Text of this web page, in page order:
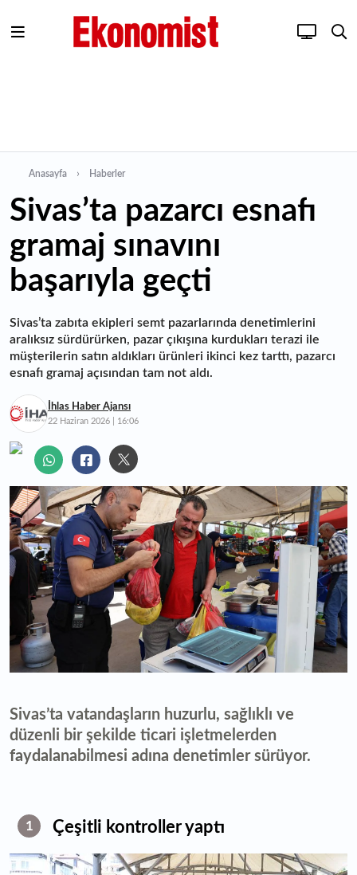
Anasayfa Haberler
Sivas’ta pazarcı esnafı
gramaj sınavını
başarıyla geçti
Sivas’ta zabıta ekipleri semt pazarlarında denetimlerini
aralıksız sürdürürken, pazar çıkışına kurdukları terazi ile
müşterilerin satın aldıkları ürünleri ikinci kez tarttı, pazarcı
esnafı gramaj açısından tam not aldı.
İhlas Haber Ajansı
22 Haziran 2026 | 16:06
Sivas’ta vatandaşların huzurlu, sağlıklı ve
düzenli bir şekilde ticari işletmelerden
faydalanabilmesi adına denetimler sürüyor.
1 Çeşitli kontroller yaptı